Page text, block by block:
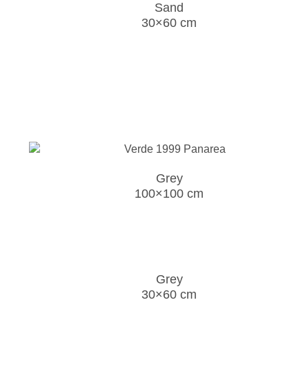
Sand
30×60 cm
Grey
100×100 cm
Grey
30×60 cm